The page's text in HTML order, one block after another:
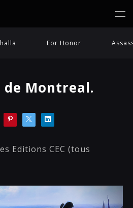
For Honor
de Montreal.
Editions CEC (tous